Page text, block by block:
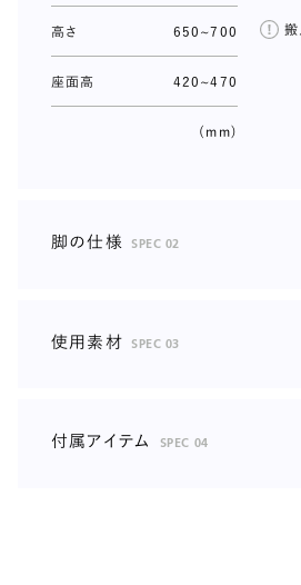
高さ 650~700
座面高 420~470
(mm)
搬
脚の仕様 SPEC 02
カラー
オーク/ウォールナット/ミディ
使用素材 SPEC 03
付属アイテム SPEC 04